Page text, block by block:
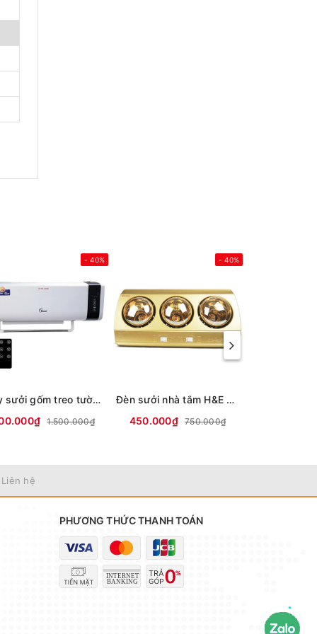
- 40%
Máy sưởi gốm treo tường HARE HR-HT2005
1.500.000₫
- 40%
Đèn sưởi nhà tắm H&E Cook 3 bóng HE03D
450.000₫
750.000₫
hệ
PHƯƠNG THỨC THANH TOÁN